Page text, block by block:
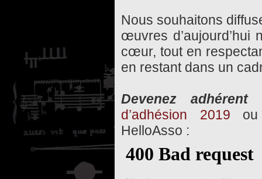
Nous souhaitons
œuvres d’aujourd’hui
cœur, tout en
en restant dans un
Devenez adhérent
d’adhésion 2019 ou
HelloAsso :